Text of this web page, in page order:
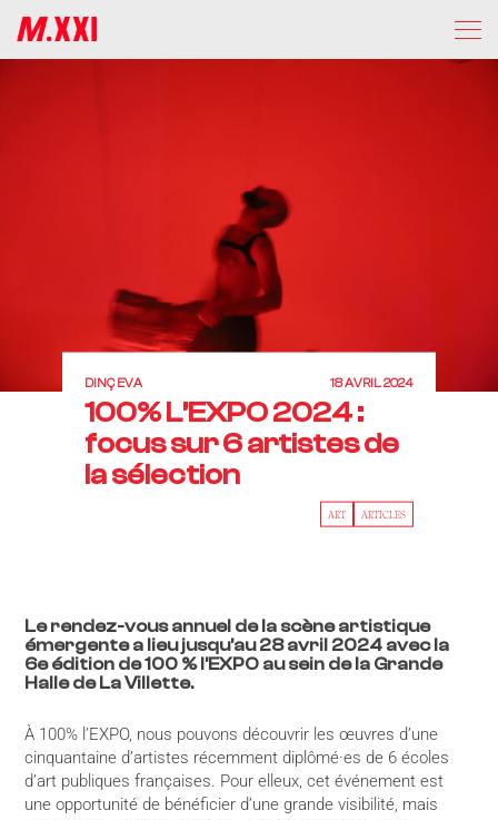
DINÇ EVA 18 AVRIL 2024
100% L’EXPO 2024 :
focus sur 6 artistes de
la sélection
ART ARTICLES
Le rendez-vous annuel de la scène artistique
émergente a lieu jusqu’au 28 avril 2024 avec la
6e édition de 100 % l’EXPO au sein de la Grande
Halle de La Villette.
À 100% l’EXPO, nous pouvons découvrir les œuvres d’une
cinquantaine d’artistes récemment diplômé·es de 6 écoles
d’art publiques françaises. Pour elleux, cet événement est
une opportunité de bénéficier d’une grande visibilité, mais